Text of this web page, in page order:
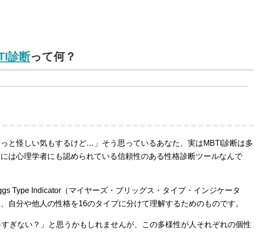
診断って何？
っと怪しい気もするけど…」そう思っているあなた、実はMBTI診断は多
は心理学者にも認められている信頼性のある性格診断ツールなんで
Type Indicator（マイヤーズ・ブリッグス・タイプ・インジケータ
自分や他人の性格を16のタイプに分けて理解するためのものです。
すぎない？」と思うかもしれませんが、この多様性が人それぞれの個性